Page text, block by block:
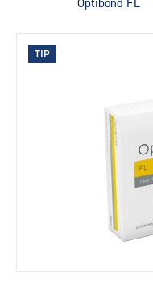
Optibond FL
TIP